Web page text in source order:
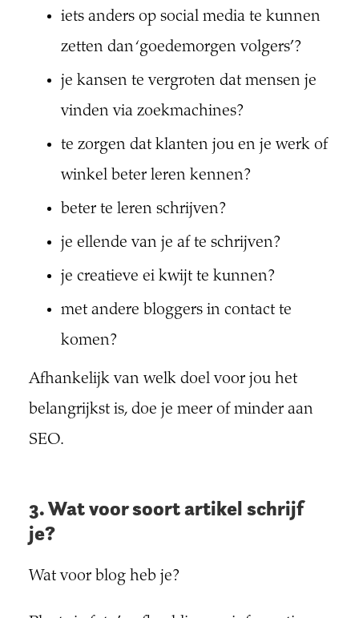
iets anders op social media te kunnen
zetten dan ‘goedemorgen volgers’?
je kansen te vergroten dat mensen je
vinden via zoekmachines?
te zorgen dat klanten jou en je werk of
winkel beter leren kennen?
beter te leren schrijven?
je ellende van je af te schrijven?
je creatieve ei kwijt te kunnen?
met andere bloggers in contact te
komen?
Afhankelijk van welk doel voor jou het
belangrijkst is, doe je meer of minder aan
SEO.
3. Wat voor soort artikel schrijf
je?
Wat voor blog heb je?